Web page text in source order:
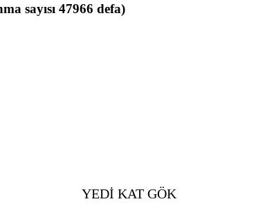
sayısı 47966 defa)
YEDİ KAT GÖK